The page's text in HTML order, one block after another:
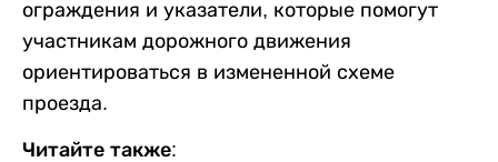
ограждения и указатели, которые помогут
участникам дорожного движения
ориентироваться в измененной схеме
проезда.
Читайте также: